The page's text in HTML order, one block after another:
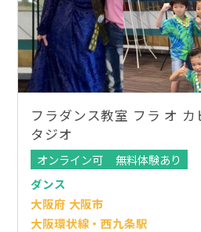
フラダンス教室 フラ オ
タジオ
オンライン可
無料体験あり
ダンス
大阪府 大阪市
大阪環状線・西九条駅